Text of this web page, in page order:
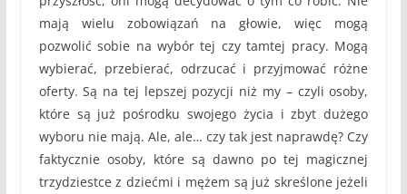
mają wielu zobowiązań na głowie, więc mogą
pozwolić sobie na wybór tej czy tamtej pracy. Mogą
wybierać, przebierać, odrzucać i przyjmować różne
oferty. Są na tej lepszej pozycji niż my – czyli osoby,
które są już pośrodku swojego życia i zbyt dużego
wyboru nie mają. Ale, ale… czy tak jest naprawdę? Czy
faktycznie osoby, które są dawno po tej magicznej
trzydziestce z dziećmi i mężem są już skreślone jeżeli